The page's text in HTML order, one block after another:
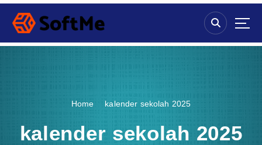
S
p
Home kalender sekolah 2025
kalender sekolah 2025